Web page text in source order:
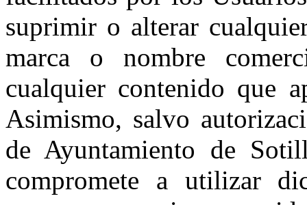
suprimir o alterar
marca o nombre
cualquier contenido que
Asimismo, salvo
de Ayuntamiento de
compromete a utilizar